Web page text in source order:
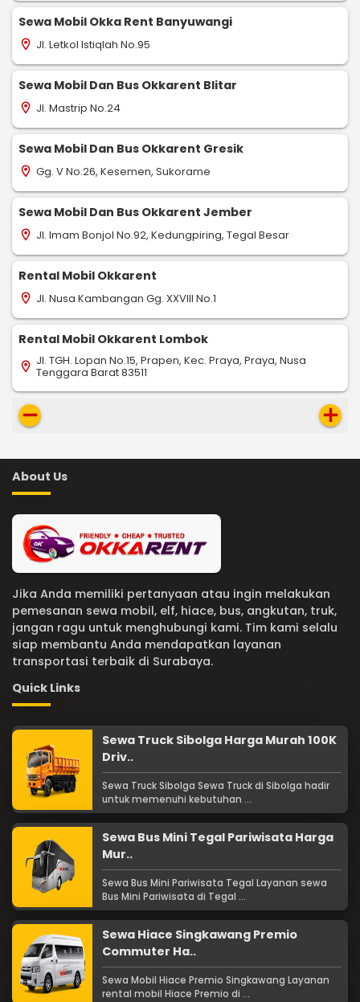
Sewa Mobil Okka Rent Banyuwangi
location_on Jl. Letkol Istiqlah No.95
Sewa Mobil Dan Bus Okkarent Blitar
location_on Jl. Mastrip No.24
Sewa Mobil Dan Bus Okkarent Gresik
location_on Gg. V No.26, Kesemen, Sukorame
Sewa Mobil Dan Bus Okkarent Jember
location_on Jl. Imam Bonjol No.92, Kedungpiring, Tegal Besar
Rental Mobil Okkarent
location_on Jl. Nusa Kambangan Gg. XXVIII No.1
Rental Mobil Okkarent Lombok
location_on Jl. TGH. Lopan No.15, Prapen, Kec. Praya, Praya, Nusa
Tenggara Barat 83511
remove add
About Us
Jika Anda memiliki pertanyaan atau ingin melakukan
pemesanan sewa mobil, elf, hiace, bus, angkutan, truk,
jangan ragu untuk menghubungi kami. Tim kami selalu
siap membantu Anda mendapatkan layanan
transportasi terbaik di Surabaya.
Quick Links
Sewa Truck Sibolga Harga Murah 100K
Driv..
Sewa Truck Sibolga Sewa Truck di Sibolga hadir
untuk memenuhi kebutuhan ...
Sewa Bus Mini Tegal Pariwisata Harga
Mur..
Sewa Bus Mini Pariwisata Tegal Layanan sewa
Bus Mini Pariwisata di Tegal ...
Sewa Hiace Singkawang Premio
Commuter Ha..
Sewa Mobil Hiace Premio Singkawang Layanan
rental mobil Hiace Premio di ...